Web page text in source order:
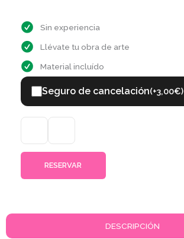
Sin experiencia
Llévate tu obra de arte
Material incluído
Seguro de cancelación(+3,00€)
RESERVAR
DESCRIPCIÓN